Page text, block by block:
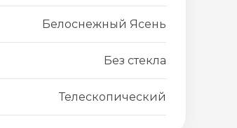
Белоснежный Ясень
Без стекла
Телескопический